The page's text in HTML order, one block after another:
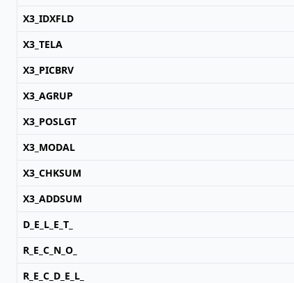
X3_IDXFLD
X3_TELA
X3_PICBRV
X3_AGRUP
X3_POSLGT
X3_MODAL
X3_CHKSUM
X3_ADDSUM
D_E_L_E_T_
R_E_C_N_O_
R_E_C_D_E_L_